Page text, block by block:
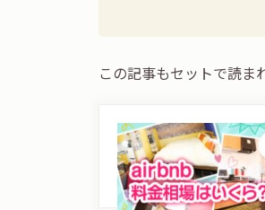
この記事もセットで読ま